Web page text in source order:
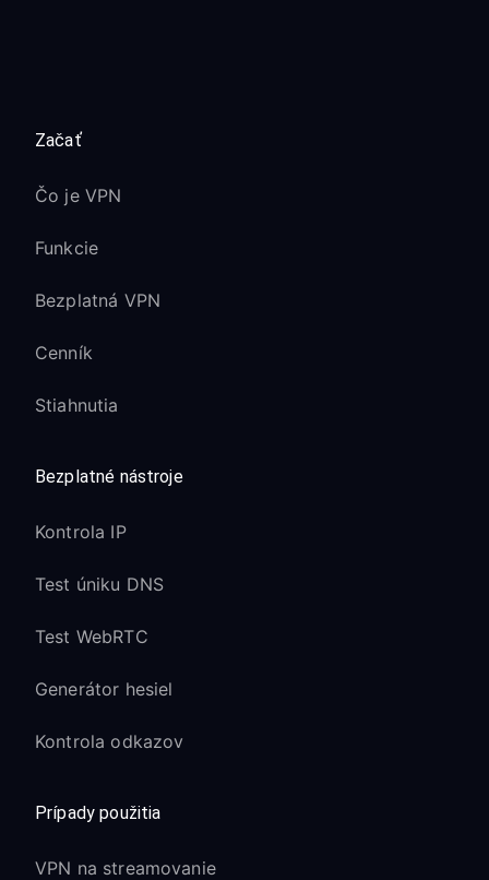
Začať
Čo je VPN
Funkcie
Bezplatná VPN
Cenník
Stiahnutia
Bezplatné nástroje
Kontrola IP
Test úniku DNS
Test WebRTC
Generátor hesiel
Kontrola odkazov
Prípady použitia
VPN na streamovanie